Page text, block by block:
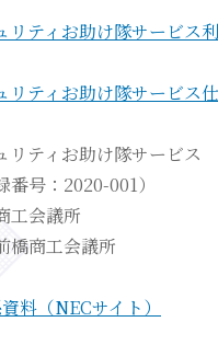
リティお助け隊サービス
リティお助け隊サービス
リティお助け隊サービス
番号：2020-001）
工会議所
橋商工会議所
料（NECサイト）